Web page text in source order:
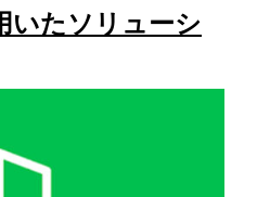
いたソリューシ